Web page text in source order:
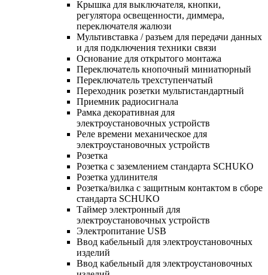
Крышка для выключателя, кнопки,
регулятора освещенности, диммера,
переключателя жалюзи
Мультивставка / разъем для передачи данных
и для подключения техники связи
Основание для открытого монтажа
Переключатель кнопочный миниатюрный
Переключатель трехступенчатый
Переходник розетки мультистандартный
Приемник радиосигнала
Рамка декоративная для
электроустановочных устройств
Реле времени механическое для
электроустановочных устройств
Розетка
Розетка с заземлением стандарта SCHUKO
Розетка удлинителя
Розетка/вилка с защитным контактом в сборе
стандарта SCHUKO
Таймер электронный для
электроустановочных устройств
Электропитание USB
Ввод кабельный для электроустановочных
изделий
Ввод кабельный для электроустановочных